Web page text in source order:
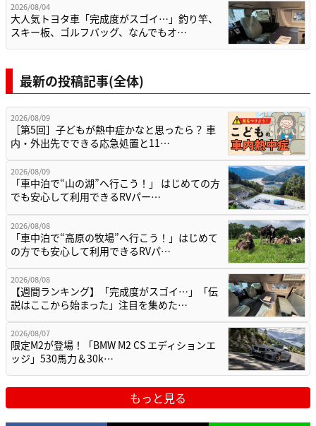
2026/08/04
大人気トヨタ車「完成度がスゴイ…」釣り竿、
スキー板、ゴルフバッグ、なんでもオ…
最新の投稿記事(全体)
2026/08/09
［第5回］子どもが熱中症かなと思ったら？ 車
内・外出先でできる応急処置と11…
2026/08/09
「車中泊で“山の湖”へ行こう！」 はじめての方
でも安心して利用できるRVパー…
2026/08/08
「車中泊で“高原の牧場”へ行こう！」はじめて
の方でも安心して利用できるRVパ…
2026/08/08
【週間ランキング】「完成度がスゴイ…」「伝
説はここから始まった」注目を集めた…
2026/08/07
限定M2が登場！「BMW M2 CS エディションエ
ッジ」530馬力＆30k…
もっと見る